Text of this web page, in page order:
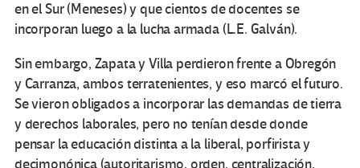
en el Sur (Meneses) y que cientos de docentes se
incorporan luego a la lucha armada (L.E. Galván).
Sin embargo, Zapata y Villa perdieron frente a Obregón
y Carranza, ambos terratenientes, y eso marcó el futuro.
Se vieron obligados a incorporar las demandas de tierra
y derechos laborales, pero no tenían desde donde
pensar la educación distinta a la liberal, porfirista y
decimonónica (autoritarismo, orden, centralización,